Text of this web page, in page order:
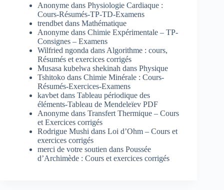
Anonyme dans Physiologie Cardiaque :
Cours-Résumés-TP-TD-Examens
trendbet dans Mathématique
Anonyme dans Chimie Expérimentale – TP-
Consignes – Examens
Wilfried ngonda dans Algorithme : cours,
Résumés et exercices corrigés
Musasa kubelwa shekinah dans Physique
Tshitoko dans Chimie Minérale : Cours-
Résumés-Exercices-Examens
kavbet dans Tableau périodique des
éléments-Tableau de Mendeleïev PDF
Anonyme dans Transfert Thermique – Cours
et Exercices corrigés
Rodrigue Mushi dans Loi d’Ohm – Cours et
exercices corrigés
merci de votre soutien dans Poussée
d’Archimède : Cours et exercices corrigés